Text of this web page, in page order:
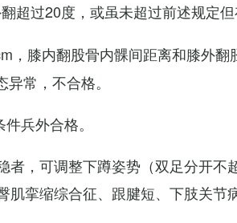
超过20度，或虽未超过前述规定但
，膝内翻股骨内髁间距离和膝外
常，不合格。
兵外合格。
者，可调整下蹲姿势（双足分开不
挛缩综合征、跟腱短、下肢关节